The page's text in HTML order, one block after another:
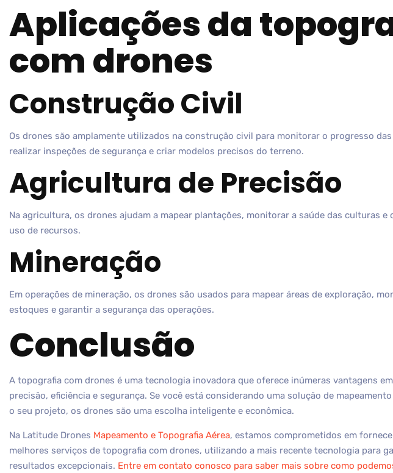
Aplicações da
com drones
Construção Civil
Os drones são amplamente utilizados na construção civil para monitorar o progresso
realizar inspeções de segurança e criar modelos precisos do terreno.
Agricultura de Precisão
Na agricultura, os drones ajudam a mapear plantações, monitorar a saúde das culturas e
uso de recursos.
Mineração
Em operações de mineração, os drones são usados para mapear áreas de exploração,
estoques e garantir a segurança das operações.
Conclusão
A topografia com drones é uma tecnologia inovadora que oferece inúmeras vantagens
precisão, eficiência e segurança. Se você está considerando uma solução de
o seu projeto, os drones são uma escolha inteligente e econômica.
Na Latitude Drones Mapeamento e Topografia Aérea, estamos comprometidos em
melhores serviços de topografia com drones, utilizando a mais recente tecnologia para
resultados excepcionais. Entre em contato conosco para saber mais sobre como